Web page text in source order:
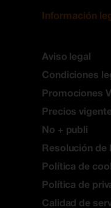
Información
Aviso legal
Condiciones
Promociones
Precios
No + publi
Resolución de
Política de
Política de
Calidad de